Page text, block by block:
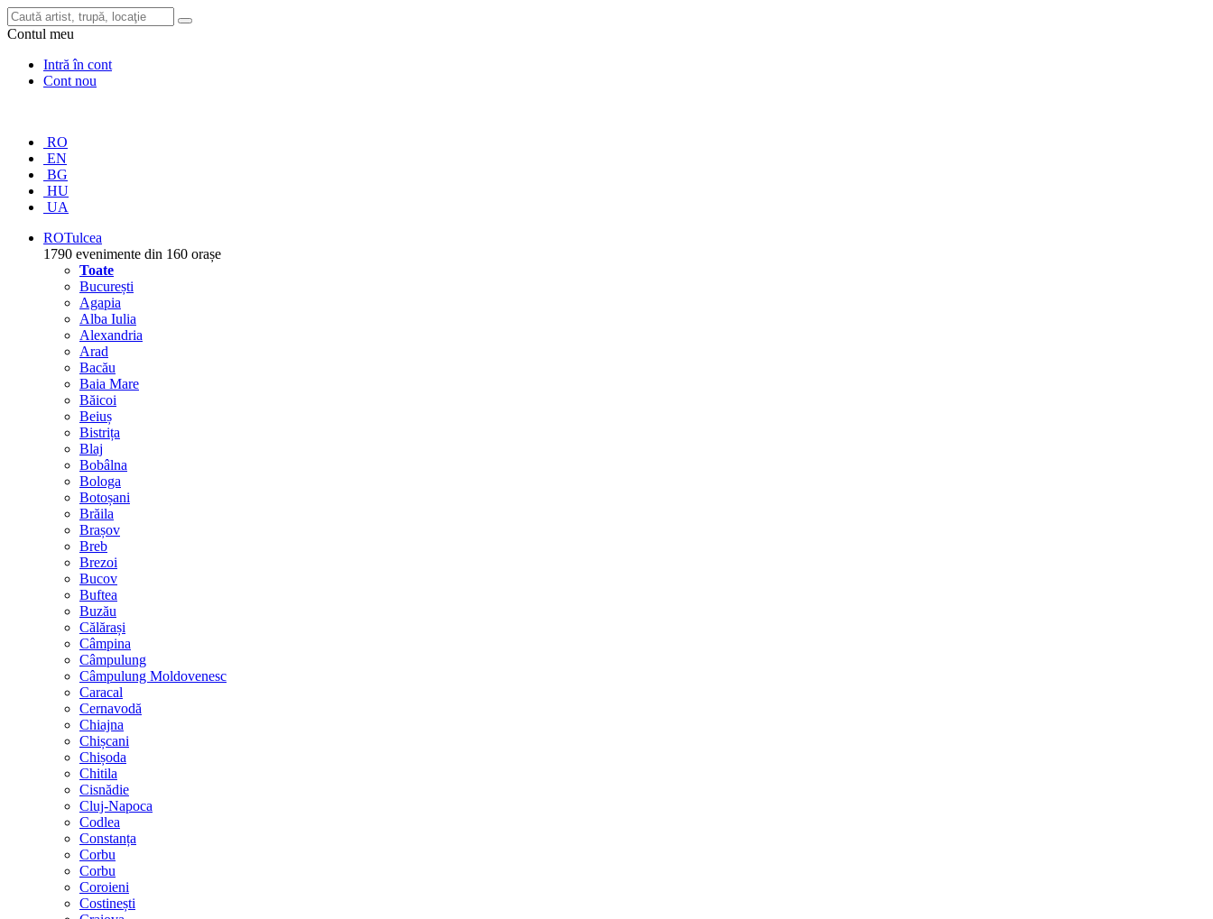
Contul meu
Intră în cont
Cont nou
RO
EN
BG
HU
UA
ROTulcea
1790 evenimente din 160 orașe
Toate
București
Agapia
Alba Iulia
Alexandria
Arad
Bacău
Baia Mare
Băicoi
Beiuș
Bistrița
Blaj
Bobâlna
Bologa
Botoșani
Brăila
Brașov
Breb
Brezoi
Bucov
Buftea
Buzău
Călărași
Câmpina
Câmpulung
Câmpulung Moldovenesc
Caracal
Cernavodă
Chiajna
Chișcani
Chișoda
Chitila
Cisnădie
Cluj-Napoca
Codlea
Constanța
Corbu
Corbu
Coroieni
Costinești